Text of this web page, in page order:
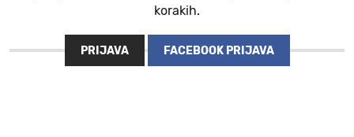
korakih.
PRIJAVA FACEBOOK PRIJAVA